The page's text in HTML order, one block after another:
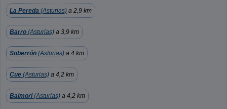
La Pereda (Asturias) a 2,9 km
Barro (Asturias) a 3,9 km
Soberrón (Asturias) a 4 km
Cue (Asturias) a 4,2 km
Balmori(Asturias) a 4,2 km